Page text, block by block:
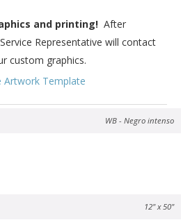
and printing! After
Representative will contact
custom graphics.
Artwork Template
WB - Negro intenso
12" x 50"